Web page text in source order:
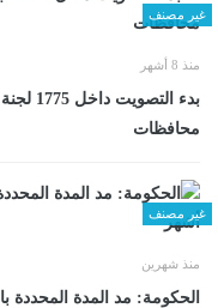
غير مصنف
منذ 8 أشهر
محافظات
غير مصنف
منذ شهرين